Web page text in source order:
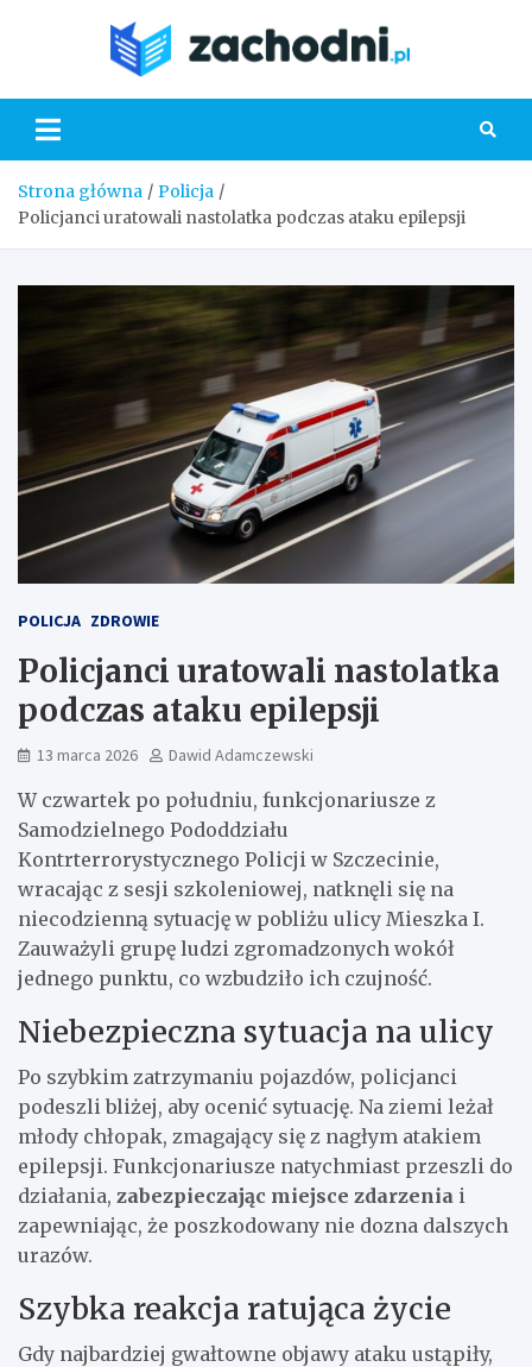
Strona główna
Policja
Policjanci uratowali nastolatka podczas ataku epilepsji
POLICJA ZDROWIE
Policjanci uratowali nastolatka
podczas ataku epilepsji
13 marca 2026 Dawid Adamczewski
W czwartek po południu, funkcjonariusze z
Samodzielnego Pododdziału
Kontrterrorystycznego Policji w Szczecinie,
wracając z sesji szkoleniowej, natknęli się na
niecodzienną sytuację w pobliżu ulicy Mieszka I.
Zauważyli grupę ludzi zgromadzonych wokół
jednego punktu, co wzbudziło ich czujność.
Niebezpieczna sytuacja na ulicy
Po szybkim zatrzymaniu pojazdów, policjanci
podeszli bliżej, aby ocenić sytuację. Na ziemi leżał
młody chłopak, zmagający się z nagłym atakiem
epilepsji. Funkcjonariusze natychmiast przeszli do
działania, zabezpieczając miejsce zdarzenia i
zapewniając, że poszkodowany nie dozna dalszych
urazów.
Szybka reakcja ratująca życie
Gdy najbardziej gwałtowne objawy ataku ustąpiły,